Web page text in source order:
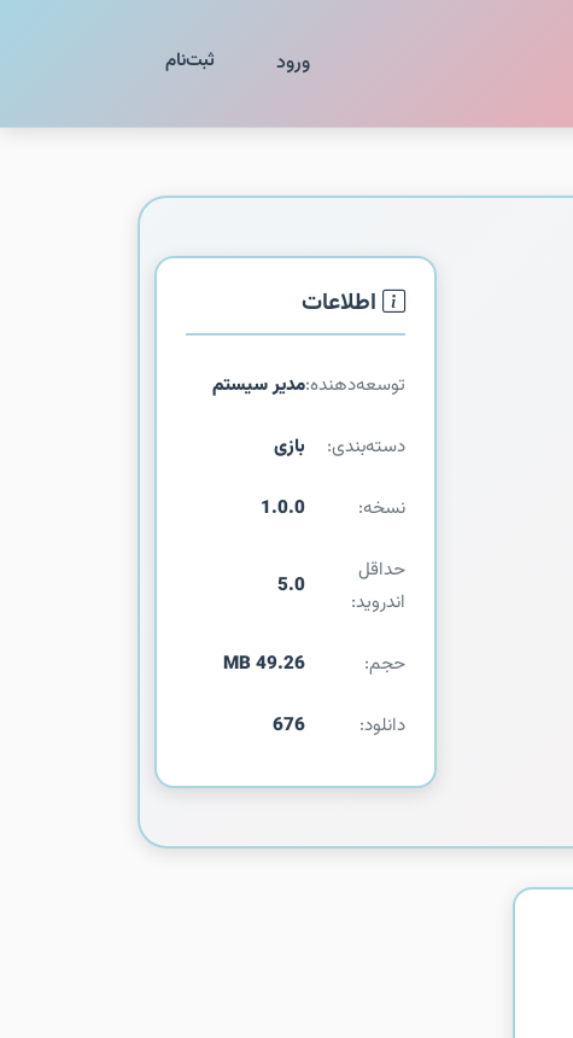
ورود ثبت‌نام
اطلاعات
توسعه‌دهنده:مدیر سیستم
دسته‌بندی: بازی
نسخه: 1.0.0
حداقل
اندروید:
5.0
حجم: 49.26 MB
دانلود: 676